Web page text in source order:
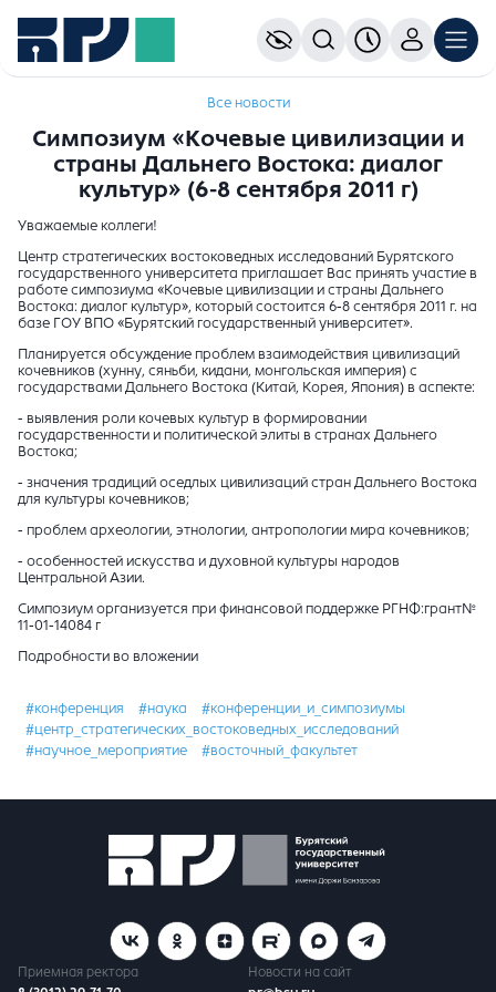
Все новости
Симпозиум «Кочевые цивилизации и
страны Дальнего Востока: диалог
культур» (6-8 сентября 2011 г)
Уважаемые коллеги!
Центр стратегических востоковедных исследований Бурятского
государственного университета приглашает Вас принять участие в
работе симпозиума «Кочевые цивилизации и страны Дальнего
Востока: диалог культур», который состоится 6-8 сентября 2011 г. на
базе ГОУ ВПО «Бурятский государственный университет».
Планируется обсуждение проблем взаимодействия цивилизаций
кочевников (хунну, сяньби, кидани, монгольская империя) с
государствами Дальнего Востока (Китай, Корея, Япония) в аспекте:
- выявления роли кочевых культур в формировании
государственности и политической элиты в странах Дальнего
Востока;
- значения традиций оседлых цивилизаций стран Дальнего Востока
для культуры кочевников;
- проблем археологии, этнологии, антропологии мира кочевников;
- особенностей искусства и духовной культуры народов
Центральной Азии.
Симпозиум организуется при финансовой поддержке РГНФ:грант№
11-01-14084 г
Подробности во вложении
#конференция #наука
#конференции_и_симпозиумы
#центр_стратегических_востоковедных_исследований
#научное_мероприятие
#восточный_факультет
Приемная ректора
Новости на сайт